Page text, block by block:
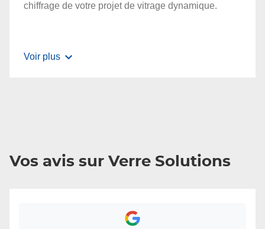
chiffrage de votre projet de vitrage dynamique.
Voir plus
Vos avis sur Verre Solutions